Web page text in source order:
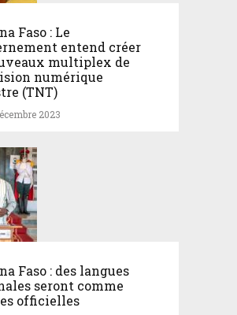
Faso : Le
entend créer
multiplex de
numérique
(TNT)
2023
Faso : des langues
seront comme
officielles